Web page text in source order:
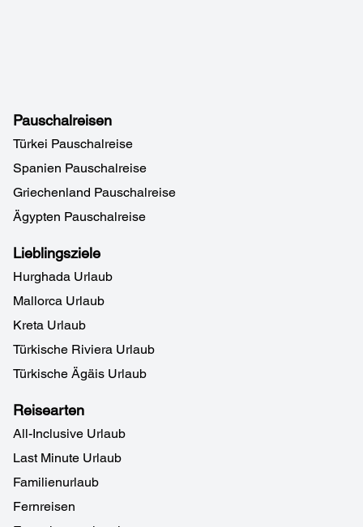
Pauschalreisen
Türkei Pauschalreise
Spanien Pauschalreise
Griechenland Pauschalreise
Ägypten Pauschalreise
Lieblingsziele
Hurghada Urlaub
Mallorca Urlaub
Kreta Urlaub
Türkische Riviera Urlaub
Türkische Ägäis Urlaub
Reisearten
All-Inclusive Urlaub
Last Minute Urlaub
Familienurlaub
Fernreisen